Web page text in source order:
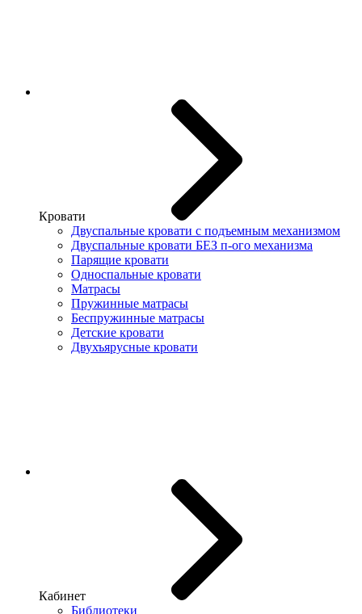
Кровати
Двуспальные кровати с подъемным механизмом
Двуспальные кровати БЕЗ п-ого механизма
Парящие кровати
Односпальные кровати
Матрасы
Пружинные матрасы
Беспружинные матрасы
Детские кровати
Двухъярусные кровати
Кабинет
Библиотеки